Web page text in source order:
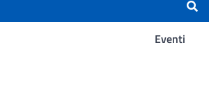
Eventi
Ricerca -